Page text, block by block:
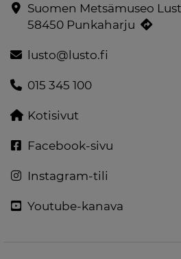
Suomen Metsämuseo
58450 Punkaharju
lusto@lusto.fi
015 345 100
Kotisivut
Facebook-sivu
Instagram-tili
Youtube-kanava